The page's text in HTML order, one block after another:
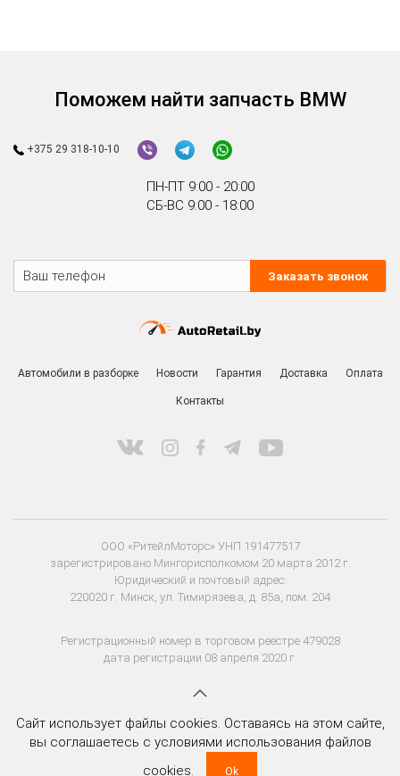
Поможем найти запчасть BMW
+375 29 318-10-10
ПН-ПТ 9:00 - 20:00
СБ-ВС 9:00 - 18:00
Заказать звонок
Автомобили в разборке Новости Гарантия Доставка Оплата
Контакты
ООО «РитейлМоторс» УНП 191477517
зарегистрировано Мингорисполкомом 20 марта 2012 г.
Юридический и почтовый адрес:
220020 г. Минск, ул. Тимирязева, д. 85а, пом. 204
Регистрационный номер в торговом реестре 479028
дата регистрации 08 апреля 2020 г.
Сайт использует файлы cookies. Оставаясь на этом сайте,
вы соглашаетесь с условиями использования файлов
cookies.
Ok